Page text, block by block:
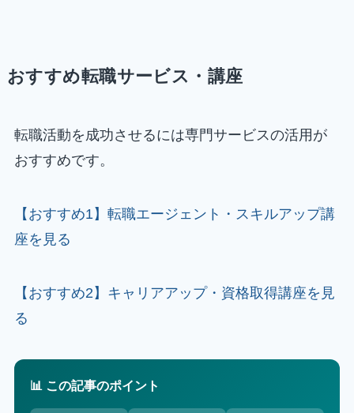
おすすめ転職サービス・講座
転職活動を成功させるには専門サービスの活用が
おすすめです。
【おすすめ1】転職エージェント・スキルアップ講
座を見る
【おすすめ2】キャリアアップ・資格取得講座を見
る
📊 この記事のポイント